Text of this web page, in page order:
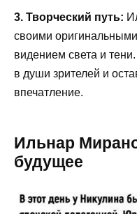
3. Творческий путь:
своими
видением света и
в души зрителей и
впечатление.
Ильнар
будущее